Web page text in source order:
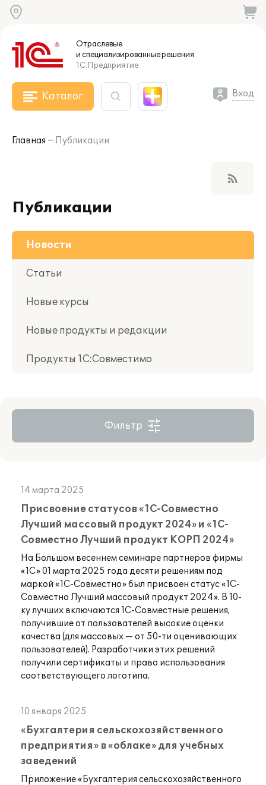
Отраслевые
и специализированныерешения
1С:Предприятие
Каталог Вход
Главная Публикации
Публикации
rss_feed
Новости
Статьи
Новые курсы
Новые продукты и редакции
Продукты 1С:Совместимо
Фильтр
14 марта 2025
Присвоение статусов «1С-Совместно
Лучший массовый продукт 2024» и «1С-
Совместно Лучший продукт КОРП 2024»
На Большом весеннем семинаре партнеров фирмы
«1С» 01 марта 2025 года десяти решениям под
маркой «1С-Совместно» был присвоен статус «1С-
Совместно Лучший массовый продукт 2024». В 10-
ку лучших включаются 1С-Совместные решения,
получившие от пользователей высокие оценки
качества (для массовых — от 50-ти оценивающих
пользователей). Разработчики этих решений
получили сертификаты и право использования
соответствующего логотипа.
10 января 2025
«Бухгалтерия сельскохозяйственного
предприятия» в «облаке» для учебных
заведений
Приложение «Бухгалтерия сельскохозяйственного